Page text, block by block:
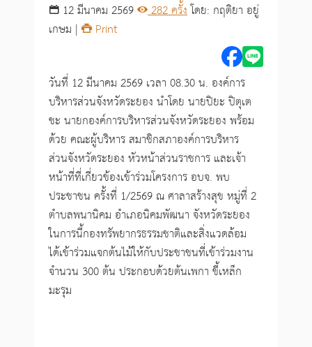
12 มีนาคม 2569 282 ครั้งโดย: กฤติยา อยู่
เกษม |
Print
วันที่ 12 มีนาคม 2569 เวลา 08.30 น. องค์การ
บริหารส่วนจังหวัดระยอง นำโดย นายปิยะ ปิตุเต
ชะ นายกองค์การบริหารส่วนจังหวัดระยอง พร้อม
ด้วย คณะผู้บริหาร สมาชิกสภาองค์การบริหาร
ส่วนจังหวัดระยอง หัวหน้าส่วนราชการ และเจ้า
หน้าที่ที่เกี่ยวข้องเข้าร่วมโครงการ อบจ. พบ
ประชาชน ครั้งที่ 1/2569 ณ ศาลาสร้างสุข หมู่ที่ 2
ตำบลพนานิคม อำเภอนิคมพัฒนา จังหวัดระยอง
ในการนี้กองทรัพยากรธรรมชาติและสิ่งแวดล้อม
ได้เข้าร่วมแจกต้นไม้ให้กับประชาชนที่เข้าร่วมงาน
จำนวน 300 ต้น ประกอบด้วยต้นเพกา ขี้เหล็ก
มะรุม